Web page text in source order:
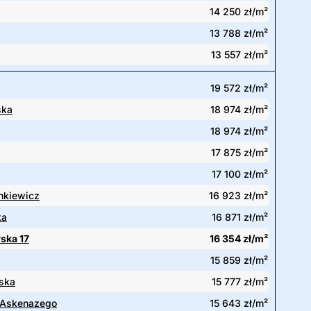
14 250 zł/m²
13 788 zł/m²
13 557 zł/m²
19 572 zł/m²
18 974 zł/m²
18 974 zł/m²
17 875 zł/m²
17 100 zł/m²
16 923 zł/m²
16 871 zł/m²
17
16 354 zł/m²
15 859 zł/m²
15 777 zł/m²
15 643 zł/m²